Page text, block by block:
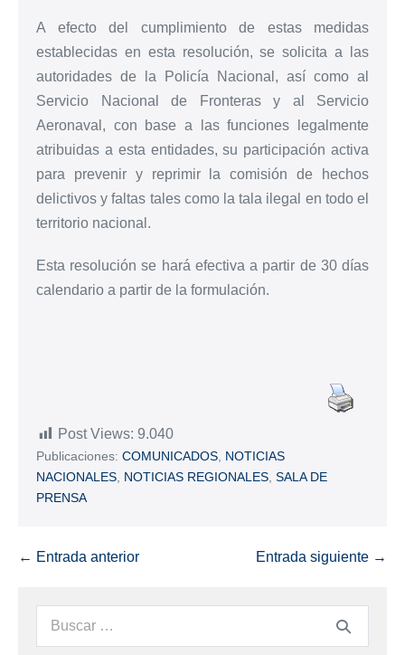
A efecto del cumplimiento de estas medidas
establecidas en esta resolución, se solicita a las
autoridades de la Policía Nacional, así como al
Servicio Nacional de Fronteras y al Servicio
Aeronaval, con base a las funciones legalmente
atribuidas a esta entidades, su participación activa
para prevenir y reprimir la comisión de hechos
delictivos y faltas tales como la tala ilegal en todo el
territorio nacional.
Esta resolución se hará efectiva a partir de 30 días
calendario a partir de la formulación.
Post Views: 9.040
Publicaciones: COMUNICADOS NOTICIAS
NACIONALES NOTICIAS REGIONALES SALA DE
PRENSA
← Entrada anterior Entrada siguiente →